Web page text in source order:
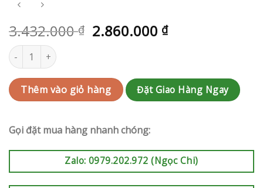
3.432.000₫ 2.860.000 ₫
Hoa tang Huyện Củ Chi | QC-RAK-AK441 số lượng
Thêm vào giỏ hàng Đặt Giao Hàng Ngay
Gọi đặt mua hàng nhanh chóng:
Zalo: 0979.202.972 (Ngọc Chi)